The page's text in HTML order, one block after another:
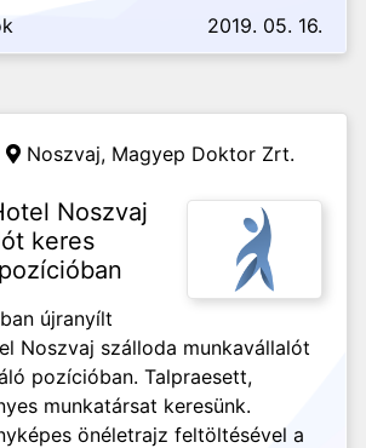
2019. 05. 16.
Noszvaj, Magyep Doktor Zrt.
Noszvaj
keres
újranyílt
Noszvaj szálloda munkavállalót
pozícióban. Talpraesett,
munkatársat keresünk.
önéletrajz feltöltésével a